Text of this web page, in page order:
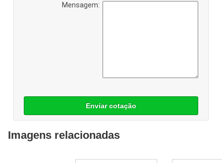
Mensagem:
Enviar cotação
Imagens relacionadas